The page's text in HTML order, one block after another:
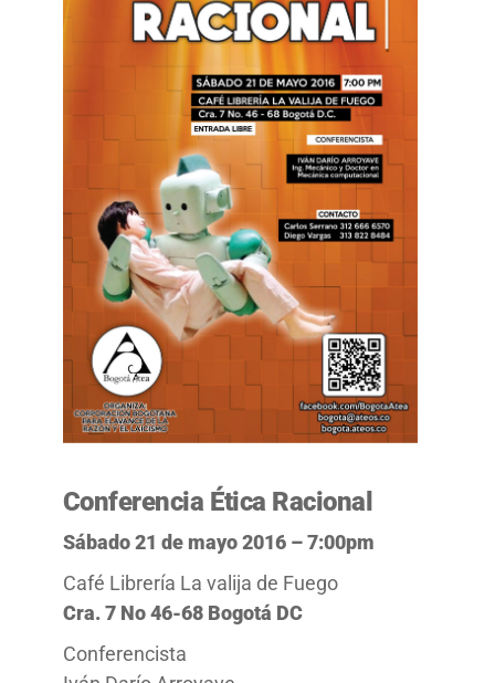
Conferencia Ética Racional
Sábado 21 de mayo 2016 – 7:00pm
Café Librería La valija de Fuego
Cra. 7 No 46-68 Bogotá DC
Conferencista